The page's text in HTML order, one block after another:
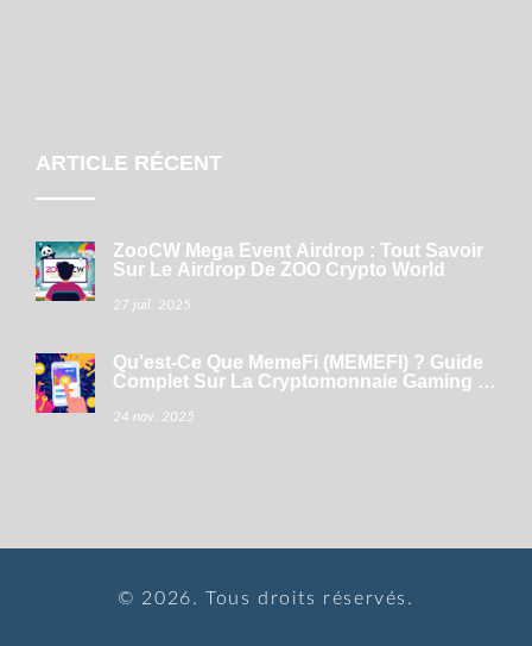
ARTICLE RÉCENT
ZooCW Mega Event Airdrop : Tout Savoir
Sur Le Airdrop De ZOO Crypto World
27 juil. 2025
Qu'est-Ce Que MemeFi (MEMEFI) ? Guide
Complet Sur La Cryptomonnaie Gaming Et
24 nov. 2025
© 2026. Tous droits réservés.